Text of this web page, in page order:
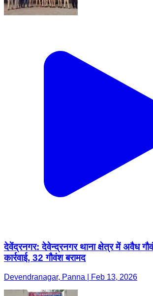
देवेंद्रनगर: देवेन्द्रनगर थाना क्षेत्र में अवैध
कार्रवाई, 32 गौवंश बरामद
Devendranagar, Panna | Feb 13, 2026